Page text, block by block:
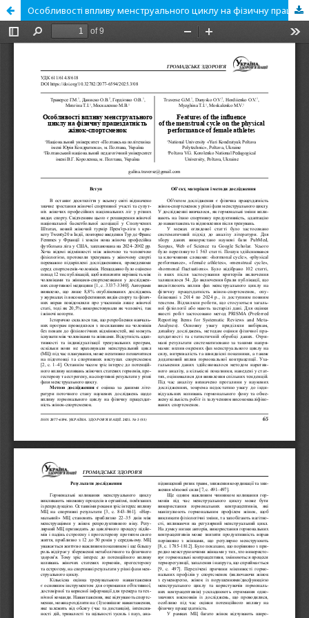
Особливості впливу менструального циклу на фізичну працездатність жінок-спортсменок